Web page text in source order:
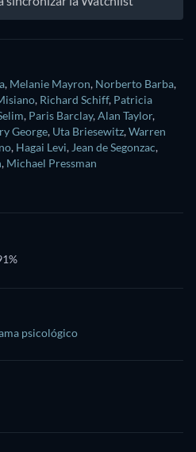
, Melanie Mayron, Norberto Barba,
, Richard Schiff, Patricia
, Paris Barclay,Alan Taylor,
George, Uta Briesewitz,Warren
, Hagai Levi, Jean de Segonzac,
, Michael Pressman
psicológico